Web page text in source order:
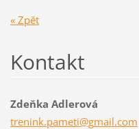
« Zpět
Kontakt
Zdeňka Adlerová
trenink.pameti@gmail.com